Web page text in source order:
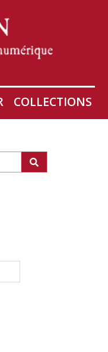
COLLECTIONS
D'ANGKOR